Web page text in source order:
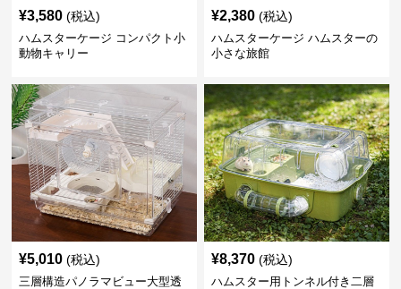
¥3,580 (税込)
ハムスターケージ コンパクト小
動物キャリー
¥2,380 (税込)
ハムスターケージ ハムスターの
小さな旅館
¥5,010 (税込)
三層構造パノラマビュー大型透
¥8,370 (税込)
ハムスター用トンネル付き二層